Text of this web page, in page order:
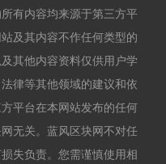
有内容均来源于第三方平
及其内容不作任何类型的
其他内容资料仅供用户学
律等其他领域的建议和依
平台在本网站发布的任何
无关。蓝风区块网不对任
失负责。您需谨慎使用相